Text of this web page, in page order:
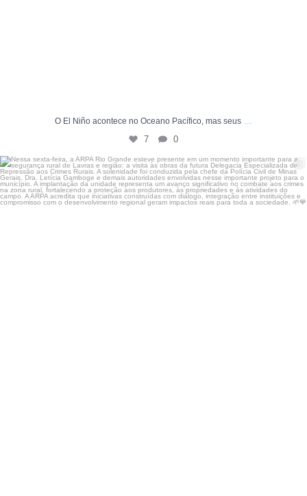
O El Niño acontece no Oceano Pacífico, mas seus ...
7 0
Nessa sexta-feira, a ARPA Rio Grande esteve...
54 0